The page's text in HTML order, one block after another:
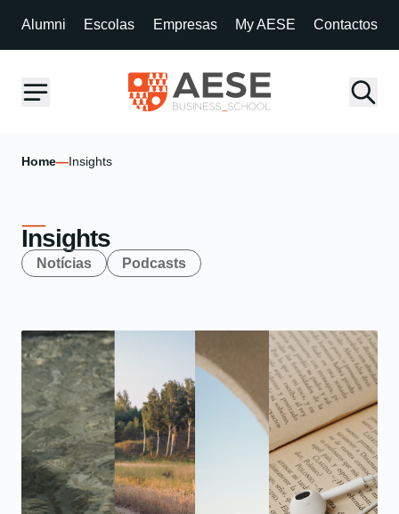
Alumni Escolas Empresas My AESE Contactos
Home—Insights
Insights
Notícias Podcasts